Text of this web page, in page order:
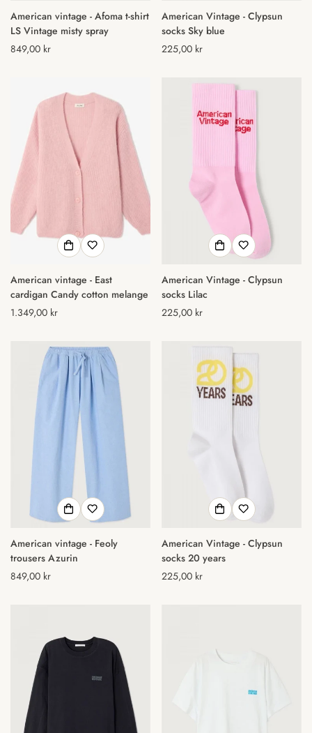
American vintage - Afoma t-shirt
LS Vintage misty spray
Normal
849,00 kr
American Vintage - Clypsun
socks Sky blue
Normal
225,00 kr
American vintage - East
cardigan Candy cotton melange
Normal
1.349,00 kr
American Vintage - Clypsun
socks Lilac
Normal
225,00 kr
American vintage - Feoly
trousers Azurin
Normal
849,00 kr
American Vintage - Clypsun
socks 20 years
Normal
225,00 kr